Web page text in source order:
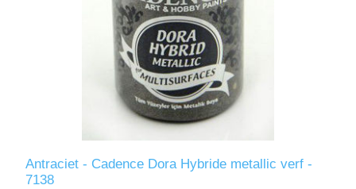
Antraciet - Cadence Dora Hybride metallic verf -
7138